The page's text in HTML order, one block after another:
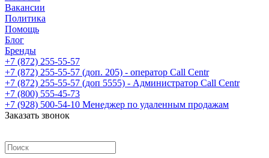
Вакансии
Политика
Помощь
Блог
Бренды
+7 (872) 255-55-57
+7 (872) 255-55-57 (доп. 205) - оператор Call Centr
+7 (872) 255-55-57 (доп 5555) - Администратор Call Centr
+7 (800) 555-45-73
+7 (928) 500-54-10 Менеджер по удаленным продажам
Заказать звонок